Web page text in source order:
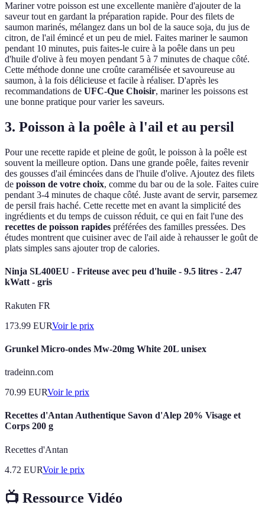
Mariner votre poisson est une excellente manière d'ajouter de la
saveur tout en gardant la préparation rapide. Pour des filets de
saumon marinés, mélangez dans un bol de la sauce soja, du jus de
citron, de l'ail émincé et un peu de miel. Faites mariner le saumon
pendant 10 minutes, puis faites-le cuire à la poêle dans un peu
d'huile d'olive à feu moyen pendant 5 à 7 minutes de chaque côté.
Cette méthode donne une croûte caramélisée et savoureuse au
saumon, à la fois délicieuse et facile à réaliser. D'après les
recommandations de UFC-Que Choisir, mariner les poissons est
une bonne pratique pour varier les saveurs.
3. Poisson à la poêle à l'ail et au persil
Pour une recette rapide et pleine de goût, le poisson à la poêle est
souvent la meilleure option. Dans une grande poêle, faites revenir
des gousses d'ail émincées dans de l'huile d'olive. Ajoutez des filets
de poisson de votre choix, comme du bar ou de la sole. Faites cuire
pendant 3-4 minutes de chaque côté. Juste avant de servir, parsemez
de persil frais haché. Cette recette met en avant la simplicité des
ingrédients et du temps de cuisson réduit, ce qui en fait l'une des
recettes de poisson rapides préférées des familles pressées. Des
études montrent que cuisiner avec de l'ail aide à rehausser le goût de
plats simples sans ajouter trop de calories.
Ninja SL400EU - Friteuse avec peu d'huile - 9.5 litres - 2.47
kWatt - gris
Rakuten FR
173.99 EURVoir le prix
Grunkel Micro-ondes Mw-20mg White 20L unisex
tradeinn.com
70.99 EURVoir le prix
Recettes d'Antan Authentique Savon d'Alep 20% Visage et
Corps 200 g
Recettes d'Antan
4.72 EURVoir le prix
📺 Ressource Vidéo